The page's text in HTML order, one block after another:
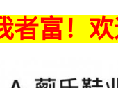
者富！